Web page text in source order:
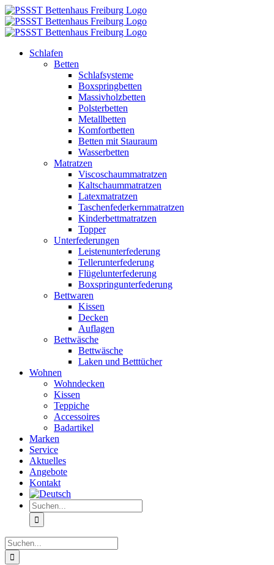
Zum
Inhalt
springen
Schlafen
Betten
Schlafsysteme
Boxspringbetten
Massivholzbetten
Polsterbetten
Metallbetten
Komfortbetten
Betten mit Stauraum
Wasserbetten
Matratzen
Viscoschaummatratzen
Kaltschaummatratzen
Latexmatratzen
Taschenfederkernmatratzen
Kinderbettmatratzen
Topper
Unterfederungen
Leistenunterfederung
Tellerunterfederung
Flügelunterfederung
Boxspringunterfederung
Bettwaren
Kissen
Decken
Auflagen
Bettwäsche
Bettwäsche
Laken und Betttücher
Wohnen
Wohndecken
Kissen
Teppiche
Accessoires
Badartikel
Marken
Service
Aktuelles
Angebote
Kontakt
Suche
nach:
Suche
nach: